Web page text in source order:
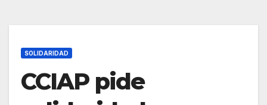
SOLIDARIDAD
CCIAP pide